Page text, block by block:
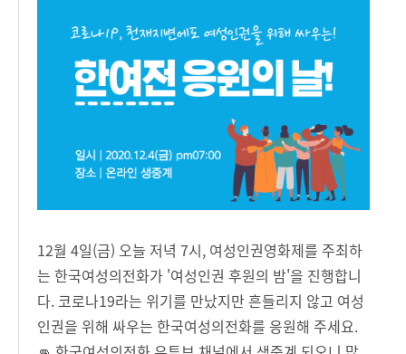
12월 4일(금) 오늘 저녁 7시, 여성인권영화제를 주최하
는 한국여성의전화가 '여성인권 후원의 밤'을 진행합니
다. 코로나19라는 위기를 만났지만 흔들리지 않고 여성
인권을 위해 싸우는 한국여성의전화를 응원해 주세요.